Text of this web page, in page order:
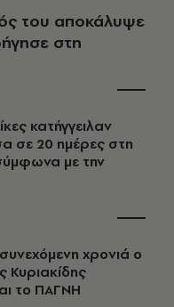
του αποκάλυψε
στη
κατήγγειλαν
σε 20 ημέρες στη
με την
χρονιά ο
Κυριακίδης
το ΠΑΓΝΗ